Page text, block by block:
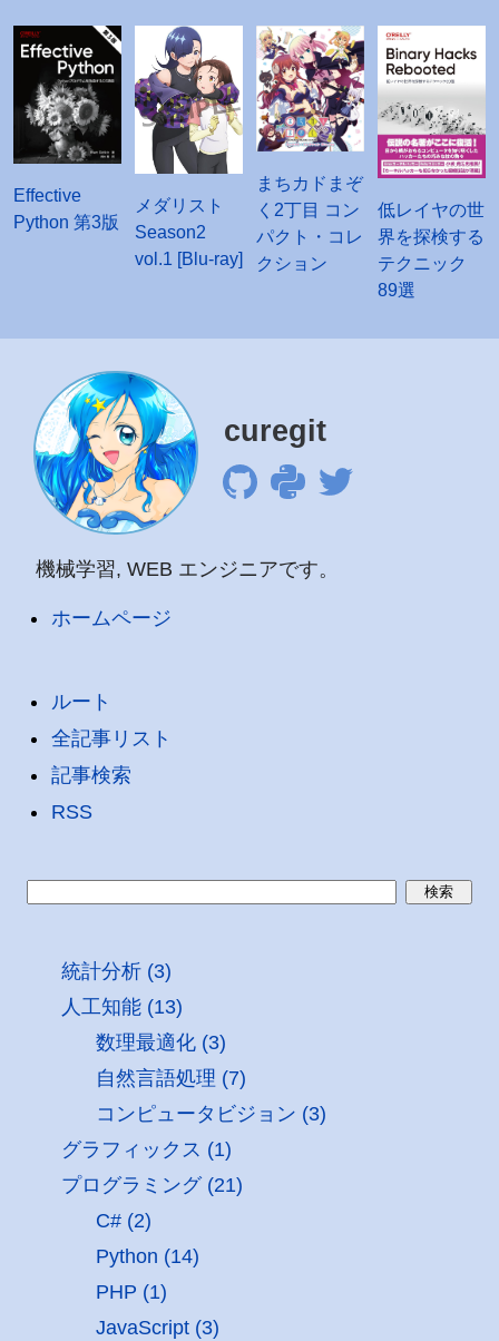
Effective
Python 第3版
メダリスト
Season2
vol.1 [Blu-ray]
まちカドまぞ
く2丁目 コン
パクト・コレ
クション
低レイヤの世
界を探検する
テクニック
89選
curegit
機械学習, WEB エンジニアです。
ホームページ
ルート
全記事リスト
記事検索
RSS
統計分析 (3)
人工知能 (13)
数理最適化 (3)
自然言語処理 (7)
コンピュータビジョン (3)
グラフィックス (1)
プログラミング (21)
C# (2)
Python (14)
PHP (1)
JavaScript (3)